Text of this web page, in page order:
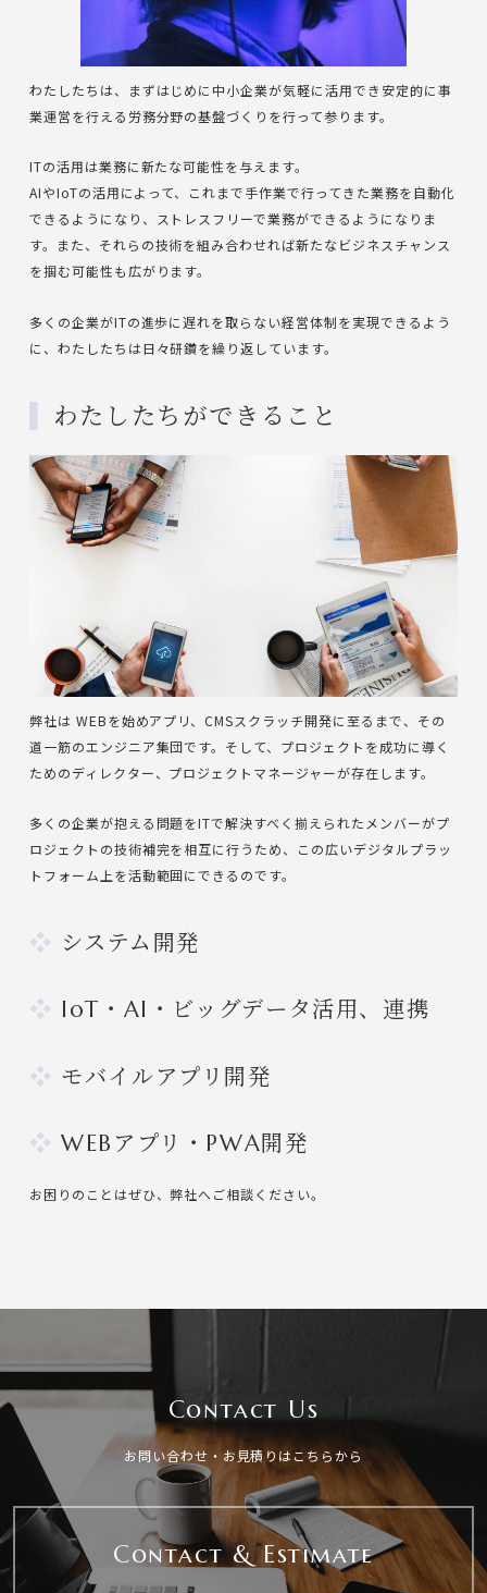
わたしたちは、まずはじめに中小企業が気軽に活用でき安定的に事
業運営を行える労務分野の基盤づくりを行って参ります。
ITの活用は業務に新たな可能性を与えます。
AIやIoTの活用によって、これまで手作業で行ってきた業務を自動化
できるようになり、ストレスフリーで業務ができるようになりま
す。また、それらの技術を組み合わせれば新たなビジネスチャンス
を掴む可能性も広がります。
多くの企業がITの進歩に遅れを取らない経営体制を実現できるよう
に、わたしたちは日々研鑽を繰り返しています。
わたしたちができること
弊社は WEBを始めアプリ、CMSスクラッチ開発に至るまで、その
道一筋のエンジニア集団です。そして、プロジェクトを成功に導く
ためのディレクター、プロジェクトマネージャーが存在します。
多くの企業が抱える問題をITで解決すべく揃えられたメンバーがプ
ロジェクトの技術補完を相互に行うため、この広いデジタルプラッ
トフォーム上を活動範囲にできるのです。
システム開発
IoT・AI・ビッグデータ活用、連携
モバイルアプリ開発
WEBアプリ・PWA開発
お困りのことはぜひ、弊社へご相談ください。
Contact Us
お問い合わせ・お見積りはこちらから
Contact & Estimate